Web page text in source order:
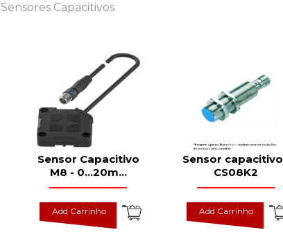
Sensores Capacitivos
Sensor Capacitivo
M8 - 0...20m...
Add Carrinho
Sensor
CS08K2
Add Carrinho